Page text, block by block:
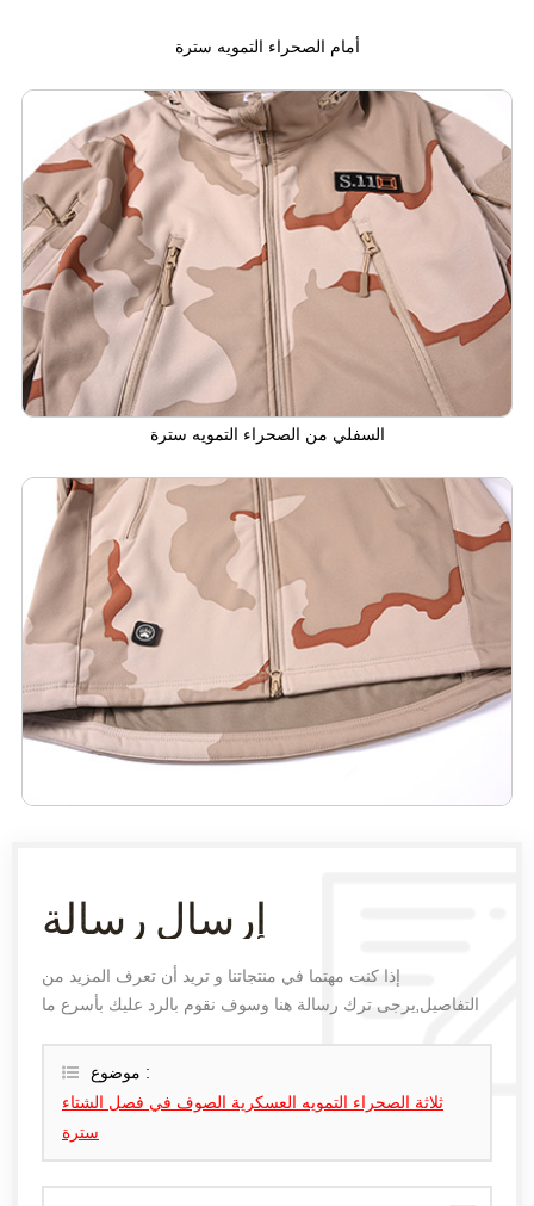
أمام الصحراء التمويه سترة
السفلي من الصحراء التمويه سترة
إرسال رسالة
إذا كنت مهتما في منتجاتنا و تريد أن تعرف المزيد من
التفاصيل,يرجى ترك رسالة هنا وسوف نقوم بالرد عليك بأسرع ما
موضوع :
ثلاثة الصحراء التمويه العسكرية الصوف في فصل الشتاء
سترة